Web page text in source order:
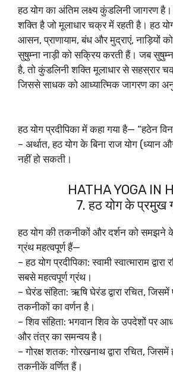
हठ योग का अंतिम लक्ष्य कुंडलिनी जागरण
शक्ति है जो मूलाधार चक्र में रहती है। हठ
आसन, प्राणायाम, बंध और मुद्राएं, नाड़ियों
सुषुम्ना नाड़ी को सक्रिय करती हैं। जब
है, तो कुंडलिनी शक्ति मूलाधार से सहस्रार
जिससे साधक को आध्यात्मिक जागरण का
हठ योग प्रदीपिका में कहा गया है— “हठेन
– अर्थात, हठ योग के बिना राज योग (ध्यान
नहीं हो सकती।
HATHA YOGA IN
7. हठ योग के प्रमुख
हठ योग की तकनीकों और दर्शन को समझने
ग्रंथ महत्वपूर्ण हैं—
– हठ योग प्रदीपिका: स्वामी स्वात्माराम
सबसे महत्वपूर्ण ग्रंथ।
– घेरंड संहिता: ऋषि घेरंड द्वारा रचित,
तकनीकों का वर्णन है।
– शिव संहिता: भगवान शिव के उपदेशों पर
और तंत्र का समन्वय है।
– गोरक्ष शतक: गोरखनाथ द्वारा रचित,
तकनीकें वर्णित हैं।